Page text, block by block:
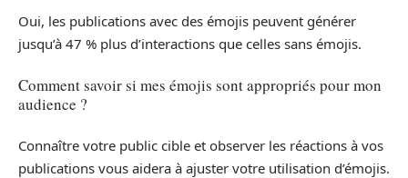
Oui, les publications avec des émojis peuvent générer
jusqu’à 47 % plus d’interactions que celles sans émojis.
Comment savoir si mes émojis sont appropriés pour mon
audience ?
Connaître votre public cible et observer les réactions à vos
publications vous aidera à ajuster votre utilisation d’émojis.